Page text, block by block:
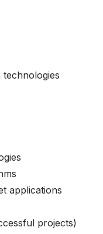
applications
projects)